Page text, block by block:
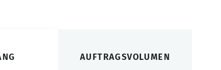
AUFTRAGSVOLUMEN